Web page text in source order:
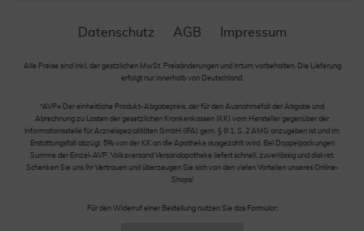
Datenschutz AGB Impressum
Alle Preise sind inkl. der gestzlichen MwSt. Preisänderungen und Irrtum vorbehalten. Die Lieferung
erfolgt nur innerhalb von Deutschland.
*AVP= Der einheitliche Produkt-Abgabepreis, der für den Ausnahmefall der Abgabe und
Abrechnung zu Lasten der gesetzlichen Krankenkassen (KK) vom Hersteller gegenüber der
Informationsstelle für Arzneispezialitäten GmbH (IFA) gem. § III 1, S. 2 AMG anzugeben ist und im
Erstattungsfall abzügl. 5% von der KK an die Apotheke ausgezahlt wird. Bei Doppelpackungen
Summe der Einzel-AVP. Volksversand Versandapotheke liefert schnell, zuverlässig und diskret.
Schenken Sie uns Ihr Vertrauen und überzeugen Sie sich von den vielen Vorteilen unseres Online-
Shops!
Für den Widerruf einer Bestellung nutzen Sie das Formular: